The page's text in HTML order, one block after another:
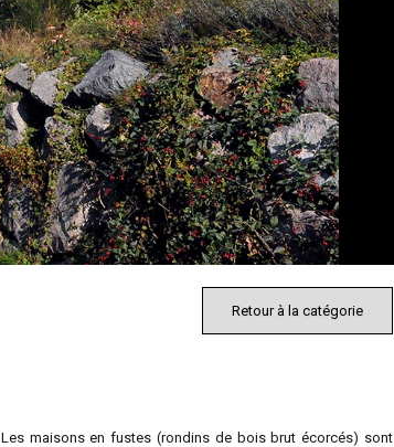
Retour à la catégorie
maisons en fustes (rondins de bois brut écorcés) sont